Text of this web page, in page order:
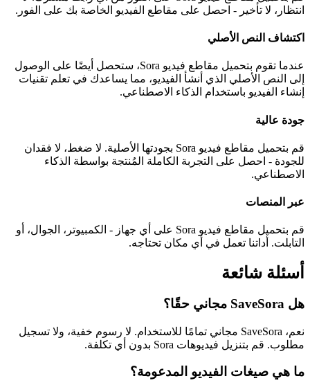
انتظار، لا تأخير - احصل على مقاطع الفيديو الخاصة بك على الفور.
اكتشاف النص الأصلي
عندما تقوم بتحميل مقاطع فيديو Sora، ستحصل أيضًا على الوصول
إلى النص الأصلي الذي أنشأ الفيديو، مما يساعدك في تعلم تقنيات
إنشاء الفيديو باستخدام الذكاء الاصطناعي.
جودة عالية
قم بتحميل مقاطع فيديو Sora بجودتها الأصلية. لا ضغط، لا فقدان
للجودة - احصل على التجربة الكاملة المُنتجة بواسطة الذكاء
الاصطناعي.
عبر المنصات
قم بتحميل مقاطع فيديو Sora على أي جهاز - الكمبيوتر، الجوال، أو
التابلت. أداتنا تعمل في أي مكان تحتاجه.
أسئلة شائعة
هل SaveSora مجاني حقًا؟
نعم، SaveSora مجاني تمامًا للاستخدام. لا رسوم خفية، ولا تسجيل
مطلوب. قم بتنزيل فيديوهات Sora بدون أي تكلفة.
ما هي صيغات الفيديو المدعومة؟